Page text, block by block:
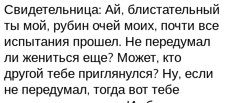
Свидетельница: Ай, блистательный
ты мой, рубин очей моих, почти все
испытания прошел. Не передумал
ли жениться еще? Может, кто
другой тебе приглянулся? Ну, если
не передумал, тогда вот тебе